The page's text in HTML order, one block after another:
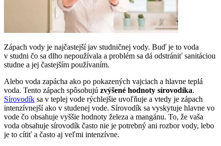
Zápach vody je najčastejší jav studničnej vody. Buď je to voda
v studni čo sa dlho nepoužívala a problém sa dá odstrániť sanitáciou
studne a jej častejším používaním.
Alebo voda zapácha ako po pokazených vajciach a hlavne teplá
voda. Tento zápach spôsobujú zvýšené hodnoty sírovodíka.
Sírovodík sa v teplej vode rýchlejšie uvoľňuje a vtedy je zápach
intenzívnejší ako v studenej vode. Sírovodík sa vyskytuje hlavne vo
vode čo obsahuje vyššie hodnoty železa a mangánu. To, že vaša
voda obsahuje sírovodík často nie je potrebný ani rozbor vody, lebo
je to cítiť a často aj veľmi intenzívne.